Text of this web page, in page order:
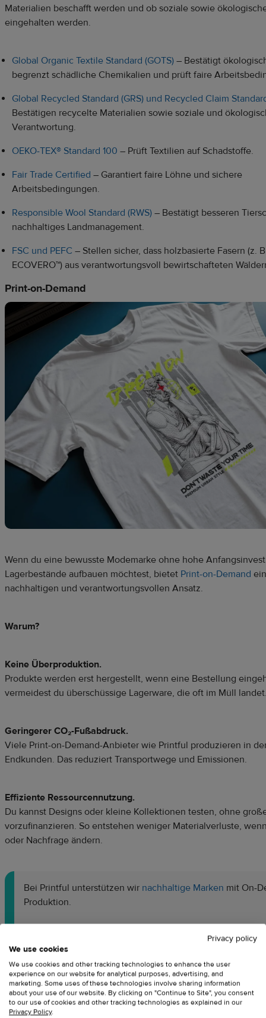
Materialien beschafft werden und ob soziale sowie
eingehalten werden.
Global Organic Textile Standard (GOTS) – Bestätigt
begrenzt schädliche Chemikalien und prüft faire
Global Recycled Standard (GRS) und Recycled Claim
Bestätigen recycelte Materialien sowie soziale und
Verantwortung.
OEKO-TEX® Standard 100 – Prüft Textilien auf Schadstoffe.
Fair Trade Certified – Garantiert faire Löhne und sichere
Arbeitsbedingungen.
Responsible Wool Standard (RWS) – Bestätigt besseren
nachhaltiges Landmanagement.
FSC und PEFC – Stellen sicher, dass holzbasierte Fasern (z.
ECOVERO™) aus verantwortungsvoll bewirtschafteten
Print-on-Demand
Wenn du eine bewusste Modemarke ohne hohe
Lagerbestände aufbauen möchtest, bietet Print-on-Demand
nachhaltigen und verantwortungsvollen Ansatz.
Warum?
Keine Überproduktion.
Produkte werden erst hergestellt, wenn eine Bestellung
vermeidest du überschüssige Lagerware, die oft im Müll
Geringerer CO₂-Fußabdruck.
Viele Print-on-Demand-Anbieter wie Printful produzieren in
Endkunden. Das reduziert Transportwege und Emissionen.
Effiziente Ressourcennutzung.
Du kannst Designs oder kleine Kollektionen testen, ohne
vorzufinanzieren. So entstehen weniger Materialverluste,
oder Nachfrage ändern.
Bei Printful unterstützen wir nachhaltige Marken mit On-
Produktion.
Direct-To-Garment-Druck (DTG)und
Druck (DTFlex)
Siebdruck, da sie weniger Wasser verbrauchen und mit
wasserbasierten Tinten arbeiten. Unseredreistufige
reduziert Fehldrucke und Retouren – und damit unnötige
Materialverschwendung.
Privacy policy
We use cookies
We use cookies and other tracking technologies to enhance the user
experience on our website for analytical purposes, advertising, and
marketing. Some uses of these technologies involve sharing information
about your use of our website. By clicking on "Continue to Site", you consent
to our use of cookies and other tracking technologies as explained in our
Privacy Policy.